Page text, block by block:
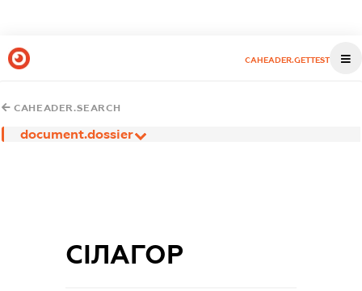
CAHEADER.GETTEST
CAHEADER.SEARCH
document.dossier
СІЛАГОР